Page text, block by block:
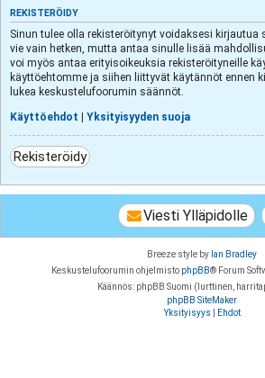
REKISTERÖIDY
Sinun tulee olla rekisteröitynyt voidaksesi kirjautua
vie vain hetken, mutta antaa sinulle lisää
voi myös antaa erityisoikeuksia rekisteröityneille
käyttöehtomme ja siihen liittyvät käytännöt ennen
lukea keskustelufoorumin säännöt.
Käyttöehdot
Yksityisyyden suoja
Rekisteröidy
Viesti Ylläpidolle
Breeze style by Ian Bradley
Keskustelufoorumin ohjelmisto phpBB® Forum
Käännös: phpBB Suomi (lurttinen,
phpBB SiteMaker
Yksityisyys
Ehdot